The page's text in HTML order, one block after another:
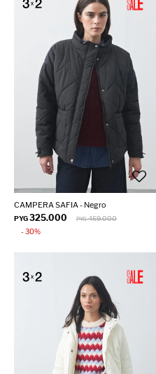
CAMPERA SAFIA - Negro
PYG325.000 PYG 469.000
30